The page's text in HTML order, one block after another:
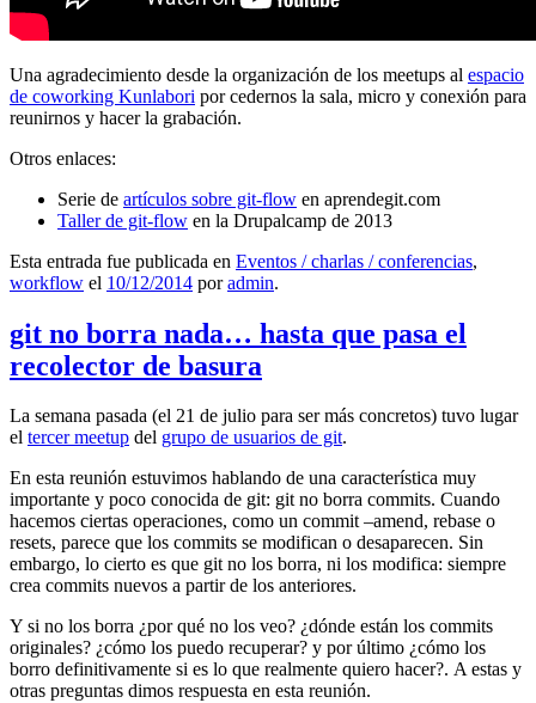
Una agradecimiento desde la organización de los meetups al espacio
de coworking Kunlabori por cedernos la sala, micro y conexión para
reunirnos y hacer la grabación.
Otros enlaces:
Serie de artículos sobre git-flow en aprendegit.com
Taller de git-flow en la Drupalcamp de 2013
Esta entrada fue publicada en Eventos / charlas / conferencias,
workflow el 10/12/2014 poradmin.
git no borra nada… hasta que pasa el
recolector de basura
La semana pasada (el 21 de julio para ser más concretos) tuvo lugar
el tercer meetup del grupo de usuarios de git.
En esta reunión estuvimos hablando de una característica muy
importante y poco conocida de git: git no borra commits. Cuando
hacemos ciertas operaciones, como un commit –amend, rebase o
resets, parece que los commits se modifican o desaparecen. Sin
embargo, lo cierto es que git no los borra, ni los modifica: siempre
crea commits nuevos a partir de los anteriores.
Y si no los borra ¿por qué no los veo? ¿dónde están los commits
originales? ¿cómo los puedo recuperar? y por último ¿cómo los
borro definitivamente si es lo que realmente quiero hacer?. A estas y
otras preguntas dimos respuesta en esta reunión.